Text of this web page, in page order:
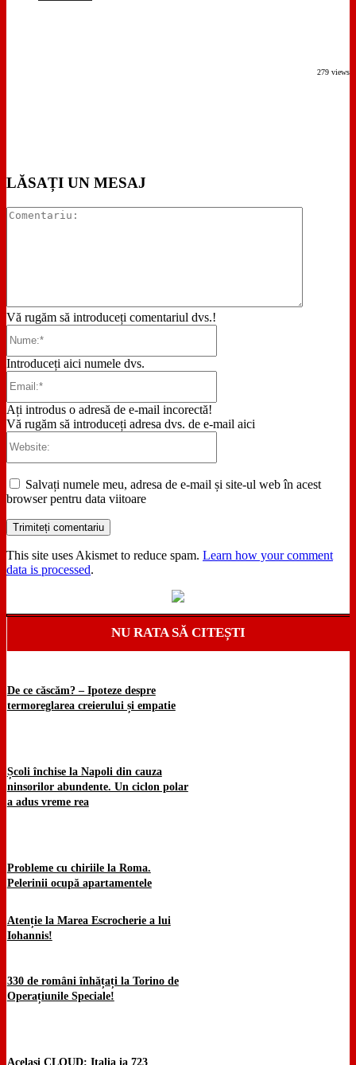
279 views
LĂSAȚI UN MESAJ
Vă rugăm să introduceți comentariul dvs.!
Introduceți aici numele dvs.
Ați introdus o adresă de e-mail incorectă!
Vă rugăm să introduceți adresa dvs. de e-mail aici
Salvați numele meu, adresa de e-mail și site-ul web în acest
browser pentru data viitoare
This site uses Akismet to reduce spam. Learn how your comment
data is processed.
NU RATA SĂ CITEȘTI
De ce căscăm? – Ipoteze despre
termoreglarea creierului și empatie
Școli închise la Napoli din cauza
ninsorilor abundente. Un ciclon polar
a adus vreme rea
Probleme cu chiriile la Roma.
Pelerinii ocupă apartamentele
Atenție la Marea Escrocherie a lui
Iohannis!
330 de români înhățați la Torino de
Operațiunile Speciale!
Același CLOUD: Italia ia 723